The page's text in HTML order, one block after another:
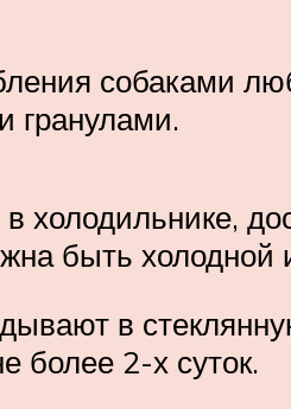
собаками
гранулами.
быть холодной
в
более 2-х суток.